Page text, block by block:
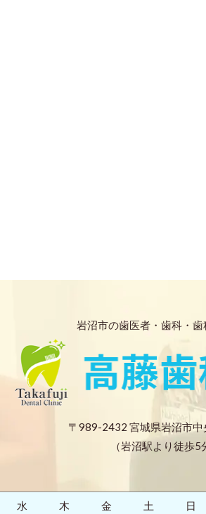
岩沼市の歯医者・歯科・歯
〒989-2432 宮城県岩沼市
（岩沼駅より徒歩5
水 木 金 土 日